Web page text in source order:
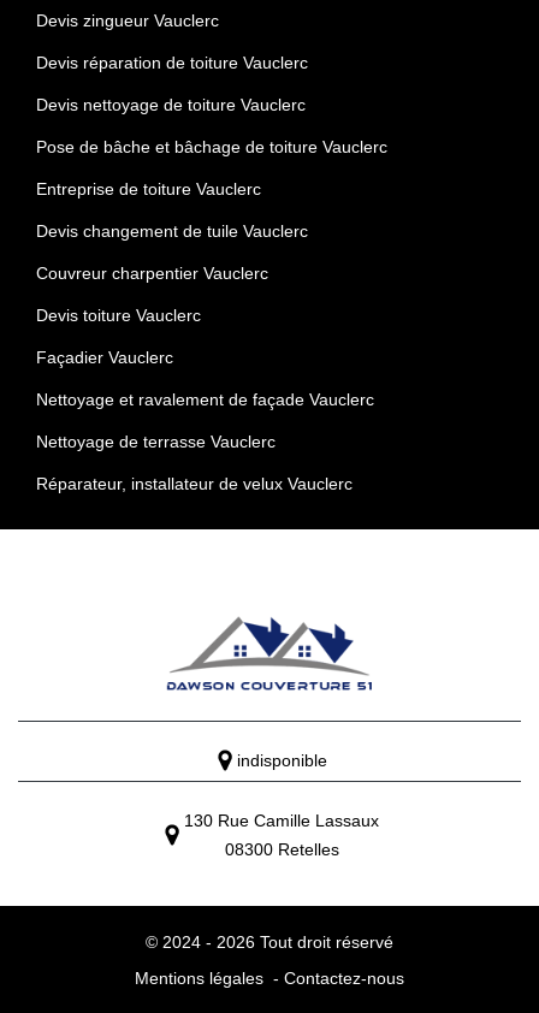
Devis zingueur Vauclerc
Devis réparation de toiture Vauclerc
Devis nettoyage de toiture Vauclerc
Pose de bâche et bâchage de toiture Vauclerc
Entreprise de toiture Vauclerc
Devis changement de tuile Vauclerc
Couvreur charpentier Vauclerc
Devis toiture Vauclerc
Façadier Vauclerc
Nettoyage et ravalement de façade Vauclerc
Nettoyage de terrasse Vauclerc
Réparateur, installateur de velux Vauclerc
indisponible
130 Rue Camille Lassaux
08300 Retelles
© 2024 - 2026 Tout droit réservé
Mentions légales - Contactez-nous